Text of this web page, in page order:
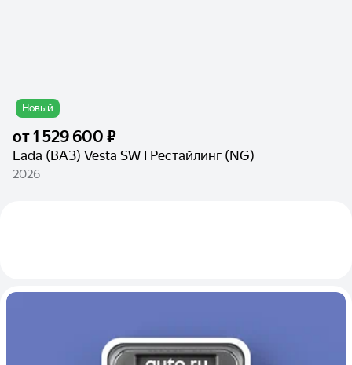
Новый
от1 529 600 ₽
Lada (ВАЗ) Vesta SW I Рестайлинг (NG)
2026